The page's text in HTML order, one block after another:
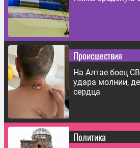
Происшествия
На Алтае боец
удара молнии,
сердца
Политика